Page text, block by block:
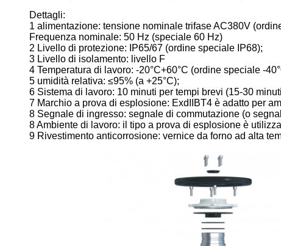
Dettagli:
1 alimentazione: tensione nominale trifase AC380V
Frequenza nominale: 50 Hz (speciale 60 Hz)
2 Livello di protezione: IP65/67 (ordine speciale IP68);
3 Livello di isolamento: livello F
4 Temperatura di lavoro: -20°C+60°C (ordine speciale -
5 umidità relativa: ≤95% (a +25°C);
6 Sistema di lavoro: 10 minuti per tempi brevi (15-30
7 Marchio a prova di esplosione: ExdIIBT4 è adatto per
8 Segnale di ingresso: segnale di commutazione (o
8 Ambiente di lavoro: il tipo a prova di esplosione è
9 Rivestimento anticorrosione: vernice da forno ad alta